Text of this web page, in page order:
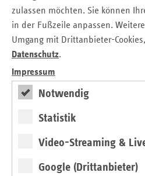
zulassen möchten. Sie können
in der Fußzeile anpassen.
Umgang mit Drittanbieter-
Datenschutz.
Impressum
Notwendig
Statistik
Video-Streaming &
Google (Drittanbieter)
Qualitätsprüfung Gebrauch
neuen Aufgabe eine Chance, die
Versorgung für die Patienten zu
Weitere Artikel aus
magazin.7./8.2018